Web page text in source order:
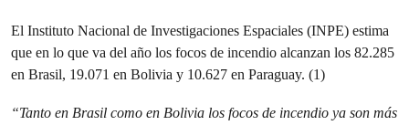
El Instituto Nacional de Investigaciones Espaciales (INPE) estima
que en lo que va del año los focos de incendio alcanzan los 82.285
en Brasil, 19.071 en Bolivia y 10.627 en Paraguay. (1)
“Tanto en Brasil como en Bolivia los focos de incendio ya son más